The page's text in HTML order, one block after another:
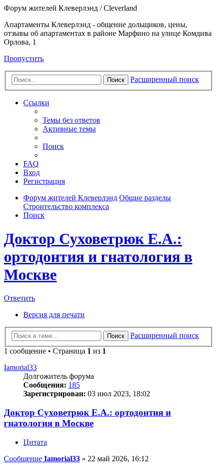
Форум жителей Клеверлэнд / Cleverland
Апартаменты Клеверлэнд - общение дольщиков, цены,
отзывы об апартаментах в районе Марфино на улице Комдива
Орлова, 1
Пропустить
Поиск Расширенный поиск
Ссылки
Темы без ответов
Активные темы
Поиск
FAQ
Вход
Регистрация
Форум жителей Клеверлэнд Общие разделы
Строительство комплекса
Поиск
Доктор Суховетрюк Е.А.:
ортодонтия и гнатология в
Москве
Ответить
Версия для печати
Поиск
Расширенный поиск
1 сообщение • Страница 1 из 1
Iamorial33
Долгожитель форума
Сообщения: 185
Зарегистрирован: 03 июл 2023, 18:02
Доктор Суховетрюк Е.А.: ортодонтия и
гнатология в Москве
Цитата
Сообщение Iamorial33 » 22 май 2026, 16:12